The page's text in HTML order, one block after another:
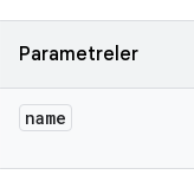
Parametreler
name